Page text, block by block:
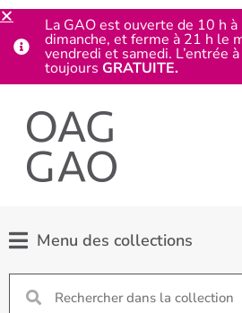
Menu des collections
La GAO est ouverte de 10 h
dimanche, et ferme à 21 h le
vendredi et samedi. L’entrée
toujours GRATUITE.